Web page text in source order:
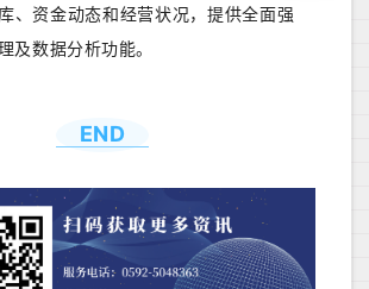
、资金动态和经营状况，提供全面强
及数据分析功能。
END